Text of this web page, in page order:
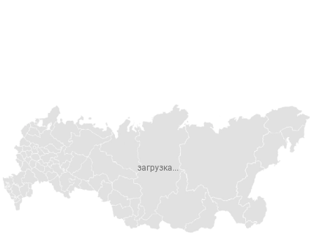
загрузка...